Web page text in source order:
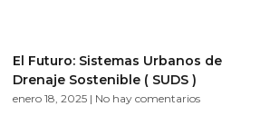
El Futuro: Sistemas Urbanos de
Drenaje Sostenible ( SUDS )
enero 18, 2025 No hay comentarios